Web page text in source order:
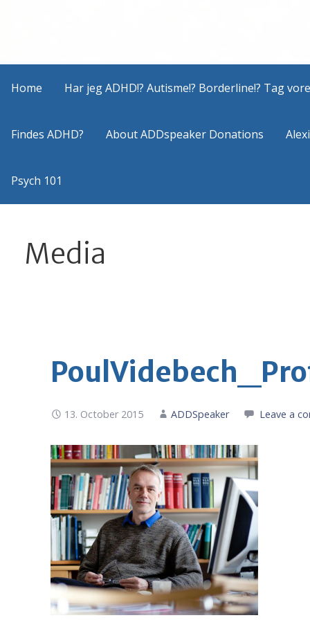
Home Har jeg ADHD!? Autisme!? Borderline!? Tag
Findes ADHD? About ADDspeaker Donations
Psych 101
Media
13. October 2015 ADDSpeaker Leave a